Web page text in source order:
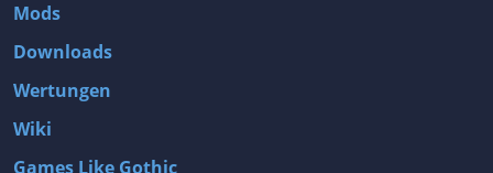
Mods
Downloads
Wertungen
Wiki
Games Like Gothic